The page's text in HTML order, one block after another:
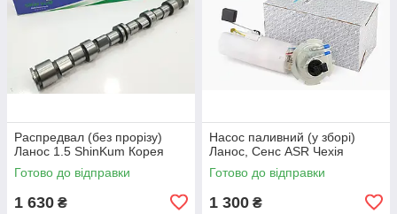
Распредвал (без прорізу)
Ланос 1.5 ShinKum Корея
Готово до відправки
1 630 ₴
Насос паливний (у зборі)
Ланос, Сенс ASR Чехія
Готово до відправки
1 300 ₴